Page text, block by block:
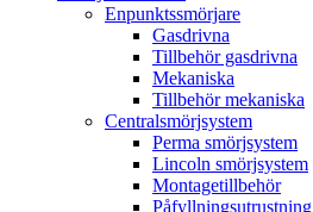
Enpunktssmörjare
Gasdrivna
Tillbehör gasdrivna
Mekaniska
Tillbehör mekaniska
Centralsmörjsystem
Perma smörjsystem
Lincoln smörjsystem
Montagetillbehör
Påfyllningsutrustning